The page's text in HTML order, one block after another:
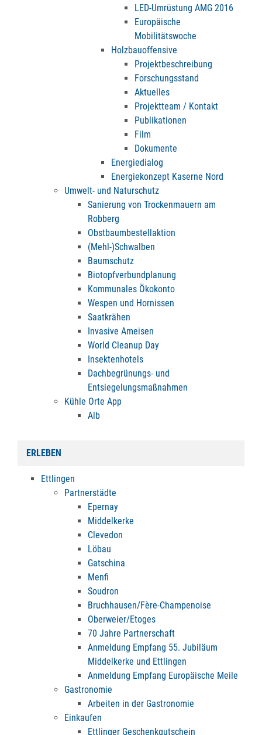
LED-Umrüstung AMG 2016
Europäische
Mobilitätswoche
Holzbauoffensive
Projektbeschreibung
Forschungsstand
Aktuelles
Projektteam / Kontakt
Publikationen
Film
Dokumente
Energiedialog
Energiekonzept Kaserne Nord
Umwelt- und Naturschutz
Sanierung von Trockenmauern am
Robberg
Obstbaumbestellaktion
(Mehl-)Schwalben
Baumschutz
Biotopfverbundplanung
Kommunales Ökokonto
Wespen und Hornissen
Saatkrähen
Invasive Ameisen
World Cleanup Day
Insektenhotels
Dachbegrünungs- und
Entsiegelungsmaßnahmen
Kühle Orte App
Alb
ERLEBEN
Ettlingen
Partnerstädte
Epernay
Middelkerke
Clevedon
Löbau
Gatschina
Menfi
Soudron
Bruchhausen/Fère-Champenoise
Oberweier/Etoges
70 Jahre Partnerschaft
Anmeldung Empfang 55. Jubiläum
Middelkerke und Ettlingen
Anmeldung Empfang Europäische Meile
Gastronomie
Arbeiten in der Gastronomie
Einkaufen
Ettlinger Geschenkgutschein